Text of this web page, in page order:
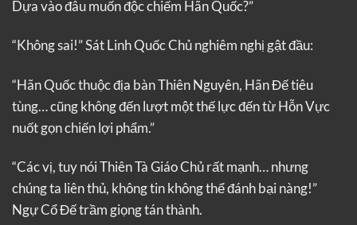
Dựa vào đâu muốn độc chiếm Hãn Quốc?”
“Không sai!” Sát Linh Quốc Chủ nghiêm nghị gật đầu:
“Hãn Quốc thuộc địa bàn Thiên Nguyên, Hãn Đế tiêu
tùng… cũng không đến lượt một thế lực đến từ Hỗn Vực
nuốt gọn chiến lợi phẩm.”
“Các vị, tuy nói Thiên Tà Giáo Chủ rất mạnh… nhưng
chúng ta liên thủ, không tin không thể đánh bại nàng!”
Ngự Cổ Đế trầm giọng tán thành.